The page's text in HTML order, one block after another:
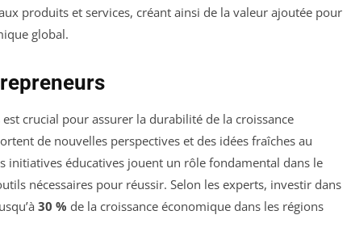
produits et services, créant ainsi de la valeur ajoutée pour
global.
est crucial pour assurer la durabilité de la croissance
de nouvelles perspectives et des idées fraîches au
initiatives éducatives jouent un rôle fondamental dans le
nécessaires pour réussir. Selon les experts, investir dans
30 % de la croissance économique dans les régions